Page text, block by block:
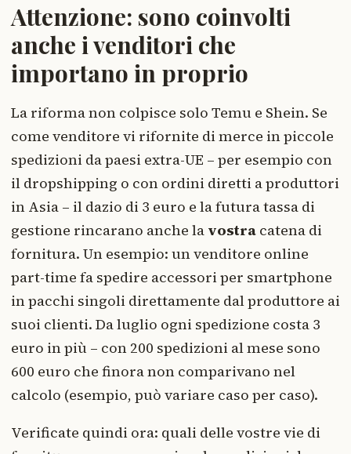
Attenzione: sono coinvolti
anche i venditori che
importano in proprio
La riforma non colpisce solo Temu e Shein. Se
come venditore vi rifornite di merce in piccole
spedizioni da paesi extra-UE – per esempio con
il dropshipping o con ordini diretti a produttori
in Asia – il dazio di 3 euro e la futura tassa di
gestione rincarano anche la vostra catena di
fornitura. Un esempio: un venditore online
part-time fa spedire accessori per smartphone
in pacchi singoli direttamente dal produttore ai
suoi clienti. Da luglio ogni spedizione costa 3
euro in più – con 200 spedizioni al mese sono
600 euro che finora non comparivano nel
calcolo (esempio, può variare caso per caso).
Verificate quindi ora: quali delle vostre vie di